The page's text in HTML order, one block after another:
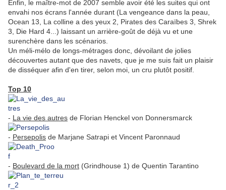
Enfin, le maître-mot de 2007 semble avoir été les suites qui ont
envahi nos écrans l'année durant (La vengeance dans la peau,
Ocean 13, La colline a des yeux 2, Pirates des Caraïbes 3, Shrek
3, Die Hard 4...) laissant un arrière-goût de déjà vu et une
surenchère dans les scénarios.
Un méli-mélo de longs-métrages donc, dévoilant de jolies
découvertes autant que des navets, que je me suis fait un plaisir
de disséquer afin d'en tirer, selon moi, un cru plutôt positif.
Top 10
- La vie des autres de Florian Henckel von Donnersmarck
- Persepolis de Marjane Satrapi et Vincent Paronnaud
- Boulevard de la mort (Grindhouse 1) de Quentin Tarantino